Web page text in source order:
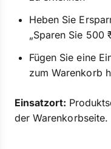
Heben Sie
„Sparen Sie 500
Fügen Sie eine
zum Warenkorb
Einsatzort:
der Warenkorbseite.